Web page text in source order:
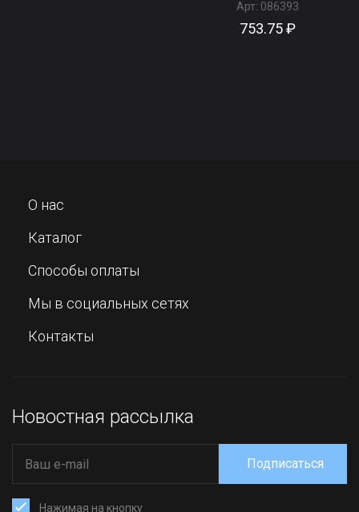
Арт: 086393
753.75 ₽
О нас
Каталог
Способы оплаты
Мы в социальных сетях
Контакты
Новостная рассылка
Нажимая на кнопку
Подписаться